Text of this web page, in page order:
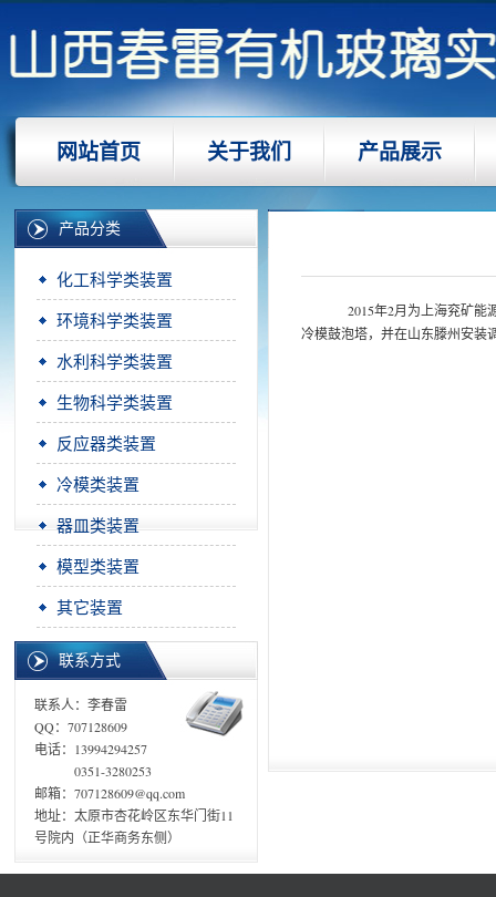
网站首页 关于我们 产品展示
产品分类
化工科学类装置
环境科学类装置
水利科学类装置
生物科学类装置
反应器类装置
冷模类装置
器皿类装置
模型类装置
其它装置
联系方式
联系人：李春雷
QQ：707128609
电话：13994294257
0351-3280253
邮箱：707128609@qq.com
地址：太原市杏花岭区东华门街11
号院内（正华商务东侧）
2015年2月为上海兖矿
冷模鼓泡塔，并在山东滕州安装